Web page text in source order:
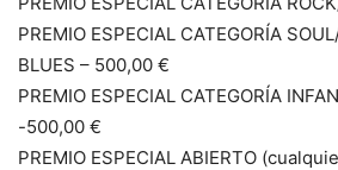
PREMIO ESPECIAL CATEGORÍA
BLUES – 500,00 €
PREMIO ESPECIAL CATEGORÍA
-500,00 €
PREMIO ESPECIAL ABIERTO